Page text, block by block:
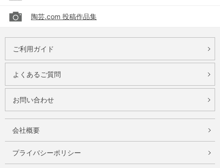
陶芸.com 投稿作品集
ご利用ガイド
よくあるご質問
お問い合わせ
会社概要
プライバシーポリシー